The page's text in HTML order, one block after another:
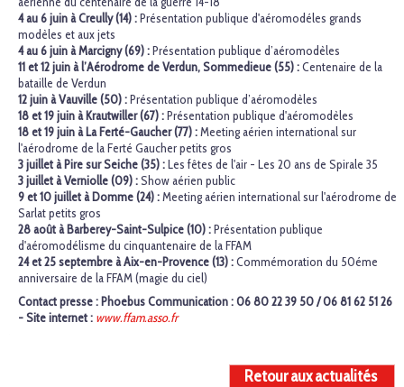
4 au 6 juin à Creully (14) :Présentation publique d'aéromodéles grands
modèles et aux jets
4 au 6 juin à Marcigny (69) :Présentation publique d’aéromodèles
11 et 12 juin à l’Aérodrome de Verdun, Sommedieue (55) :Centenaire de la
bataille de Verdun
12 juin à Vauville (50) :Présentation publique d’aéromodèles
18 et 19 juin à Krautwiller (67) :Présentation publique d'aéromodèles
18 et 19 juin à La Ferté-Gaucher (77) :Meeting aérien international sur
l'aérodrome de la Ferté Gaucher petits gros
3 juillet à Pire sur Seiche (35) :Les fêtes de l'air - Les 20 ans de Spirale 35
3 juillet à Verniolle (09) :Show aérien public
9 et 10 juillet à Domme (24) :Meeting aérien international sur l'aérodrome de
Sarlat petits gros
28 août à Barberey-Saint-Sulpice (10) :Présentation publique
d'aéromodélisme du cinquantenaire de la FFAM
24 et 25 septembre à Aix-en-Provence (13) :Commémoration du 50éme
anniversaire de la FFAM (magie du ciel)
Contact presse : Phoebus Communication : 06 80 22 39 50 / 06 81 62 51 26
- Site internet : www.ffam.asso.fr
Retour aux actualités